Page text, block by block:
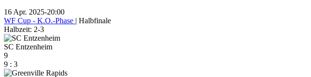
16 Apr. 2025-20:00
WF Cup - K.O.-Phase | Halbfinale
Halbzeit: 2-3
SC Entzenheim
9
9 : 3